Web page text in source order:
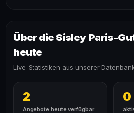
Über die Sisley Paris-
heute
Live-Statistiken aus unserer
2
Angebote heute verfügbar
0